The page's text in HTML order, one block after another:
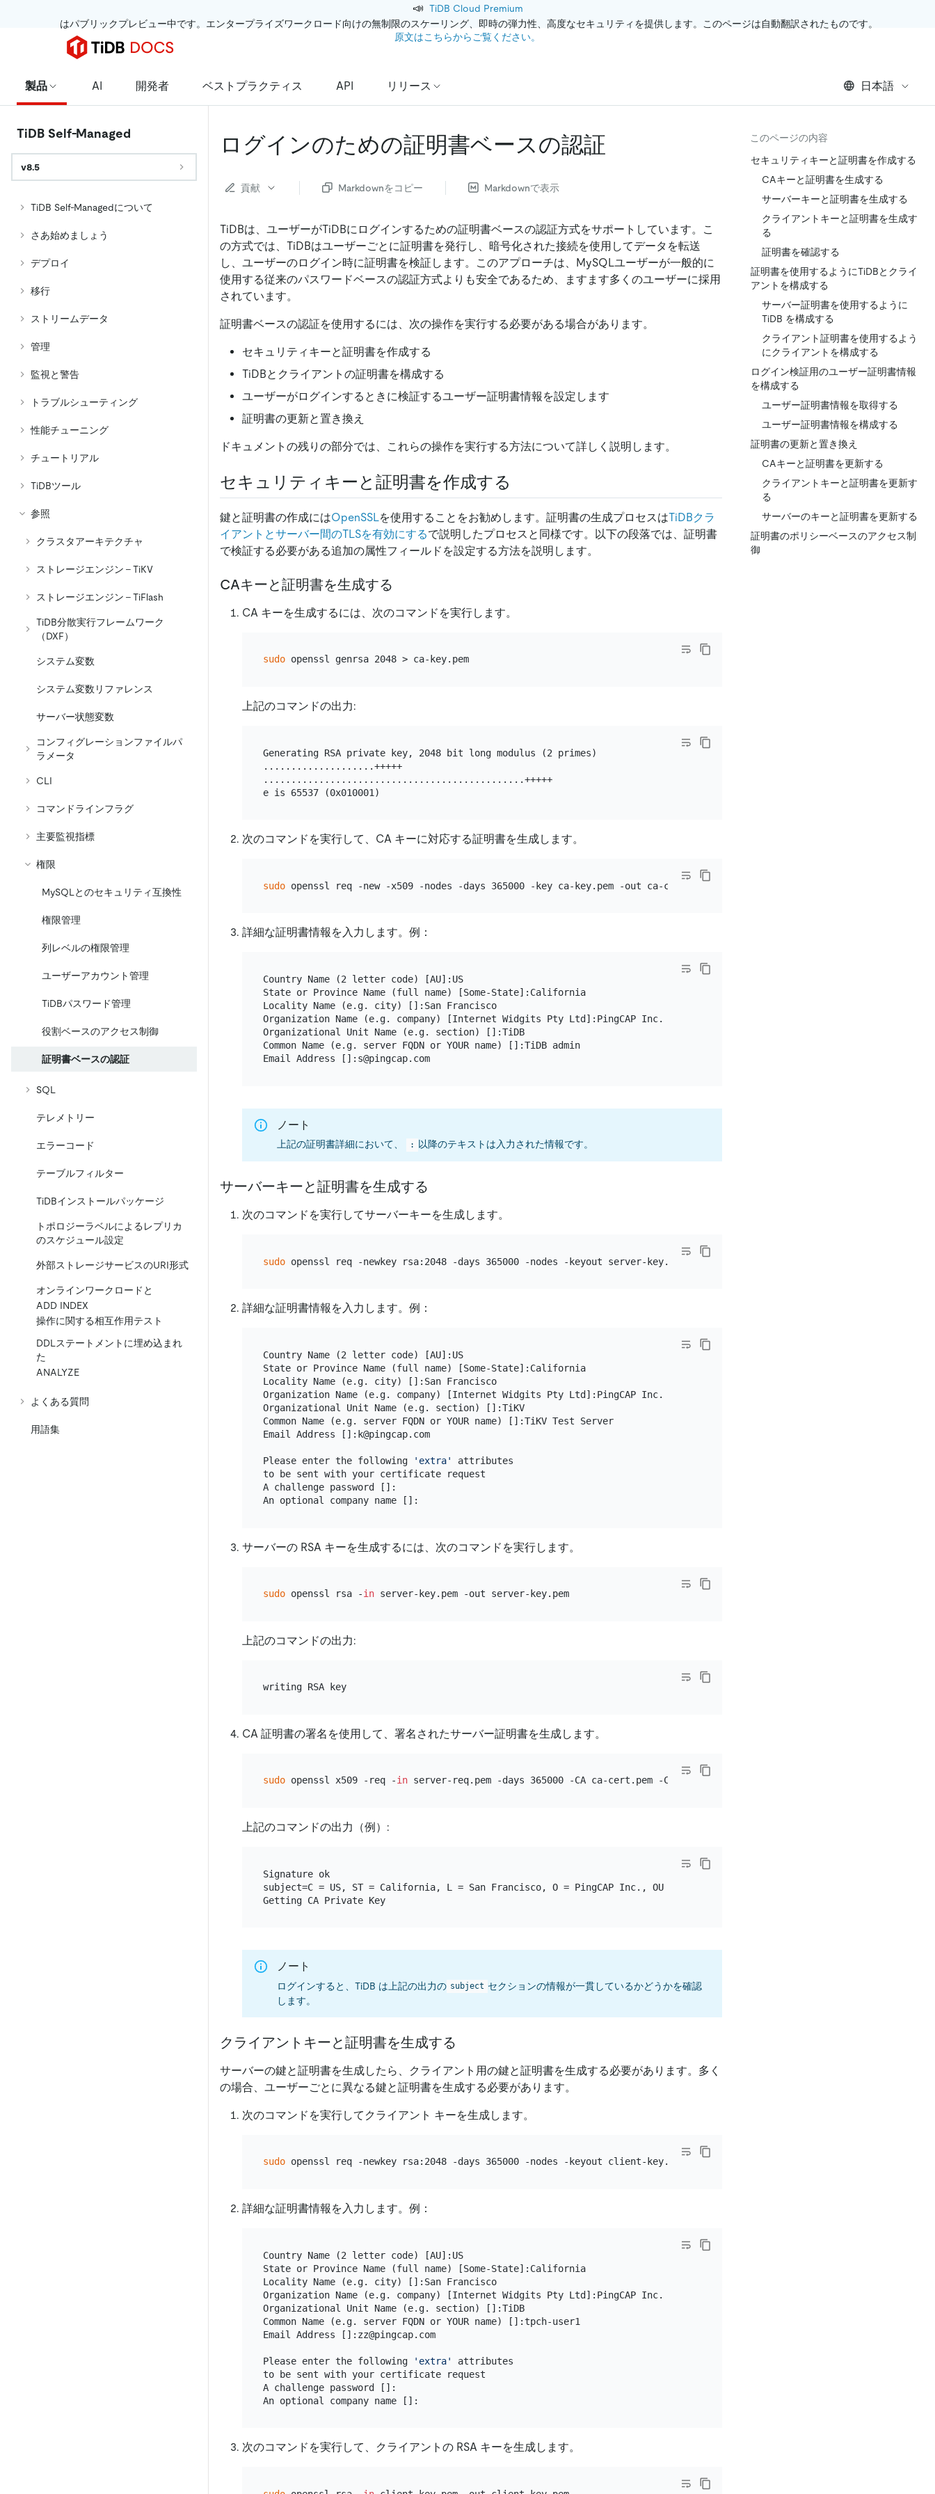
📣 TiDB Cloud Premium
はパブリックプレビュー中です。エンタープライズワークロード向けの無制限のスケーリング、即時の弾力性、高度なセキュリティを提供します。このページは自動翻訳されたものです。
原文はこちらからご覧ください。
製品 AI 開発者 ベストプラクティス API リリース 日本語
TiDB Self-Managed
v8.5
TiDB Self-Managedについて
さあ始めましょう
デプロイ
移行
ストリームデータ
管理
監視と警告
トラブルシューティング
性能チューニング
チュートリアル
TiDBツール
参照
クラスタアーキテクチャ
ストレージエンジン - TiKV
ストレージエンジン - TiFlash
TiDB分散実行フレームワーク
（DXF）
システム変数
システム変数リファレンス
サーバー状態変数
コンフィグレーションファイルパ
ラメータ
CLI
コマンドラインフラグ
主要監視指標
権限
MySQLとのセキュリティ互換性
権限管理
列レベルの権限管理
ユーザーアカウント管理
TiDBパスワード管理
役割ベースのアクセス制御
証明書ベースの認証
SQL
テレメトリー
エラーコード
テーブルフィルター
TiDBインストールパッケージ
トポロジーラベルによるレプリカ
のスケジュール設定
外部ストレージサービスのURI形式
オンラインワークロードと
ADD INDEX
操作に関する相互作用テスト
DDLステートメントに埋め込まれ
た
ANALYZE
よくある質問
用語集
ログインのための証明書ベースの認証
貢献 Markdownをコピー Markdownで表示
TiDBは、ユーザーがTiDBにログインするための証明書ベースの認証方式をサポートしています。こ
の方式では、TiDBはユーザーごとに証明書を発行し、暗号化された接続を使用してデータを転送
し、ユーザーのログイン時に証明書を検証します。このアプローチは、MySQLユーザーが一般的に
使用する従来のパスワードベースの認証方式よりも安全であるため、ますます多くのユーザーに採用
されています。
証明書ベースの認証を使用するには、次の操作を実行する必要がある場合があります。
セキュリティキーと証明書を作成する
TiDBとクライアントの証明書を構成する
ユーザーがログインするときに検証するユーザー証明書情報を設定します
証明書の更新と置き換え
ドキュメントの残りの部分では、これらの操作を実行する方法について詳しく説明します。
セキュリティキーと証明書を作成する
鍵と証明書の作成にはOpenSSLを使用することをお勧めします。証明書の生成プロセスはTiDBクラ
イアントとサーバー間のTLSを有効にするで説明したプロセスと同様です。以下の段落では、証明書
で検証する必要がある追加の属性フィールドを設定する方法を説明します。
CAキーと証明書を生成する
CA キーを生成するには、次のコマンドを実行します。
sudo openssl genrsa 2048 > ca-key.pem
上記のコマンドの出力:
Generating RSA private key, 2048 bit long modulus (2 primes)
....................+++++
...............................................+++++
次のコマンドを実行して、CA キーに対応する証明書を生成します。
sudo
詳細な証明書情報を入力します。例：
Country Name (2 letter code) [AU]:US
State or Province Name (full name) [Some-State]:California
Locality Name (e.g. city) []:San Francisco
Organization Name (e.g. company) [Internet Widgits Pty Ltd]:PingCAP Inc.
Organizational Unit Name (e.g. section) []:TiDB
Common Name (e.g. server FQDN or YOUR name) []:TiDB admin
Email Address []:s@pingcap.com
ノート
上記の証明書詳細において、 : 以降のテキストは入力された情報です。
サーバーキーと証明書を生成する
次のコマンドを実行してサーバーキーを生成します。
sudo
詳細な証明書情報を入力します。例：
Country Name (2 letter code) [AU]:US
State or Province Name (full name) [Some-State]:California
Locality Name (e.g. city) []:San Francisco
Organization Name (e.g. company) [Internet Widgits Pty Ltd]:PingCAP Inc.
Organizational Unit Name (e.g. section) []:TiKV
Common Name (e.g. server FQDN or YOUR name) []:TiKV Test Server
Email Address []:k@pingcap.com
Please enter the following 'extra'
attributes
to be sent with your certificate request
A challenge password []:
サーバーの RSA キーを生成するには、次のコマンドを実行します。
sudo openssl rsa -in server-key.pem -out server-key.pem
上記のコマンドの出力:
writing RSA key
CA 証明書の署名を使用して、署名されたサーバー証明書を生成します。
sudo openssl x509 -req -in
上記のコマンドの出力（例）:
Signature ok
subject=C = US, ST = California, L = San Francisco, O = PingCAP Inc., OU = TiKV, CN = TiKV Test Server, emailAddress =
Getting CA Private Key
ノート
ログインすると、TiDB は上記の出力の subject セクションの情報が一貫しているかどうかを確認
します。
クライアントキーと証明書を生成する
サーバーの鍵と証明書を生成したら、クライアント用の鍵と証明書を生成する必要があります。多く
の場合、ユーザーごとに異なる鍵と証明書を生成する必要があります。
次のコマンドを実行してクライアント キーを生成します。
sudo
詳細な証明書情報を入力します。例：
Country Name (2 letter code) [AU]:US
State or Province Name (full name) [Some-State]:California
Locality Name (e.g. city) []:San Francisco
Organization Name (e.g. company) [Internet Widgits Pty Ltd]:PingCAP Inc.
Organizational Unit Name (e.g. section) []:TiDB
Common Name (e.g. server FQDN or YOUR name) []:tpch-user1
Email Address []:zz@pingcap.com
Please enter the following 'extra'
attributes
to be sent with your certificate request
A challenge password []:
次のコマンドを実行して、クライアントの RSA キーを生成します。
このページの内容
セキュリティキーと証明書を作成する
CAキーと証明書を生成する
サーバーキーと証明書を生成する
クライアントキーと証明書を生成す
る
証明書を確認する
証明書を使用するようにTiDBとクライ
アントを構成する
サーバー証明書を使用するように
TiDB を構成する
クライアント証明書を使用するよう
にクライアントを構成する
ログイン検証用のユーザー証明書情報
を構成する
ユーザー証明書情報を取得する
ユーザー証明書情報を構成する
証明書の更新と置き換え
CAキーと証明書を更新する
クライアントキーと証明書を更新す
る
サーバーのキーと証明書を更新する
証明書のポリシーベースのアクセス制
御